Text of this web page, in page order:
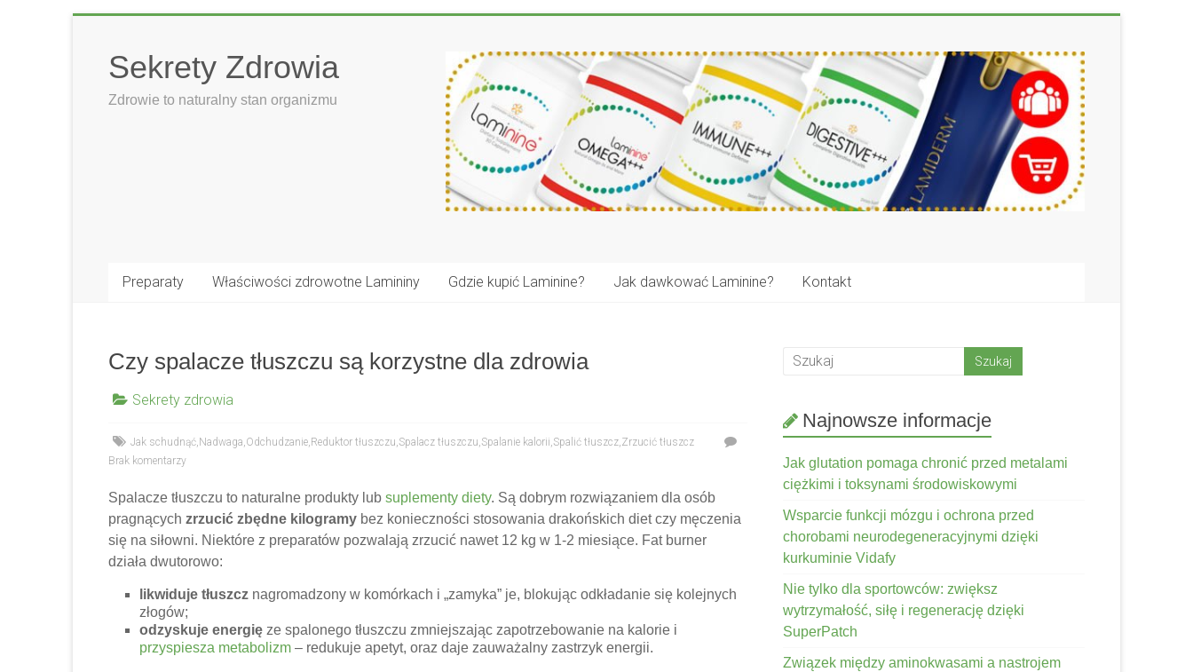
contentSekrety Zdrowia
Zdrowie to naturalny stan organizmu
Preparaty Właściwości zdrowotne Lamininy Gdzie kupić Laminine? Jak dawkować Laminine? Kontakt
Czy spalacze tłuszczu są korzystne dla zdrowia
Sekrety zdrowia
Jak schudnąć, Nadwaga,Odchudzanie, Reduktor tłuszczu,Spalacz tłuszczu,Spalanie kalorii,Spalić tłuszcz,Zrzucić tłuszcz
Brak komentarzy
Spalacze tłuszczu to naturalne produkty lub suplementy diety. Są dobrym rozwiązaniem dla osób
pragnących zrzucić zbędne kilogramy bez konieczności stosowania drakońskich diet czy męczenia
się na siłowni. Niektóre z preparatów pozwalają zrzucić nawet 12 kg w 1-2 miesiące. Fat burner
działa dwutorowo:
likwiduje tłuszcz nagromadzony w komórkach i „zamyka” je, blokując odkładanie się kolejnych
złogów;
odzyskuje energię ze spalonego tłuszczu zmniejszając zapotrzebowanie na kalorie i
przyspiesza metabolizm – redukuje apetyt, oraz daje zauważalny zastrzyk energii.
Najnowsze informacje
Jak glutation pomaga chronić przed metalami
ciężkimi i toksynami środowiskowymi
Wsparcie funkcji mózgu i ochrona przed
chorobami neurodegeneracyjnymi dzięki
kurkuminie Vidafy
Nie tylko dla sportowców: zwiększ
wytrzymałość, siłę i regenerację dzięki
SuperPatch
Związek między aminokwasami a nastrojem